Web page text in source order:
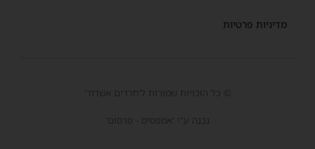
מדיניות פרטיות
© כל הזכויות שמורות ל'חרדים אשדוד'
נבנה ע"י 'אמפסיס - פרסום'